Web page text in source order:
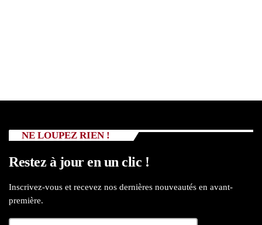
NE LOUPEZ RIEN !
Restez à jour en un clic !
Inscrivez-vous et recevez nos dernières nouveautés en avant-
première.